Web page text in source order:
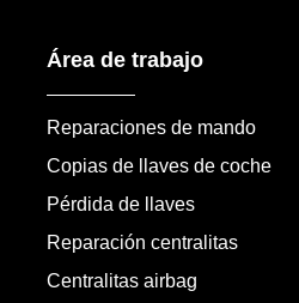
Área de trabajo
Reparaciones de mando
Copias de llaves de coche
Pérdida de llaves
Reparación centralitas
Centralitas airbag